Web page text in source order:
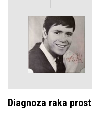
Diagnoza raka